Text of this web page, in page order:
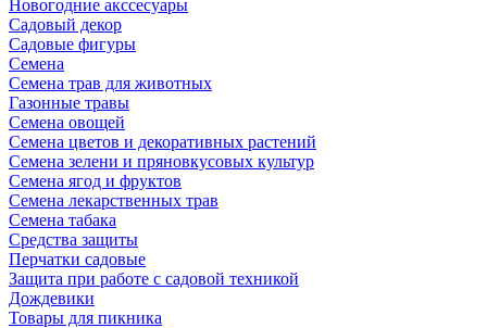
Новогодние акссесуары
Садовый декор
Садовые фигуры
Семена
Семена трав для животных
Газонные травы
Семена овощей
Семена цветов и декоративных растений
Семена зелени и пряновкусовых культур
Семена ягод и фруктов
Семена лекарственных трав
Семена табака
Средства защиты
Перчатки садовые
Защита при работе с садовой техникой
Дождевики
Товары для пикника